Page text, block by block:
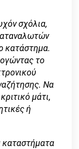
σχόλια,
κατάστημα.
το
Να
μάτι,
ή
καταστήματα